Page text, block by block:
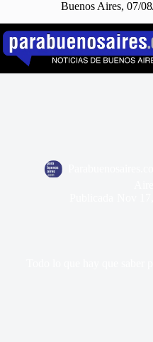
Buenos Aires, 07/
Saltar
contenido